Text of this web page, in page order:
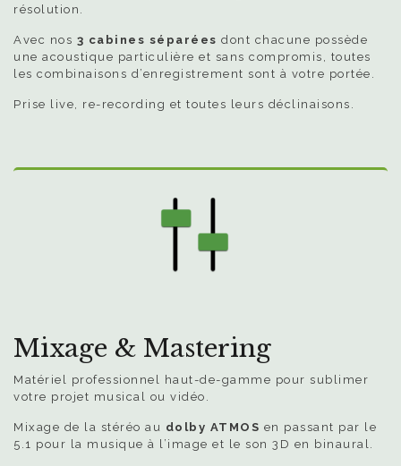
résolution.
Avec nos 3 cabines séparées dont chacune possède
une acoustique particulière et sans compromis, toutes
les combinaisons d’enregistrement sont à votre portée.
Prise live, re-recording et toutes leurs déclinaisons.
Mixage & Mastering
Matériel professionnel haut-de-gamme pour sublimer
votre projet musical ou vidéo.
Mixage de la stéréo au dolby ATMOS en passant par le
5.1 pour la musique à l’image et le son 3D en binaural.